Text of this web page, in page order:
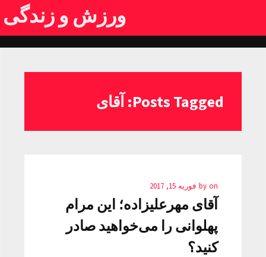
ورزش و زندگی
Posts Tagged: آقای
by on فوریه 15, 2017
آقای مهرعلیزاده؛ این مرام
پهلوانی را می‌خواهید صادر
کنید؟